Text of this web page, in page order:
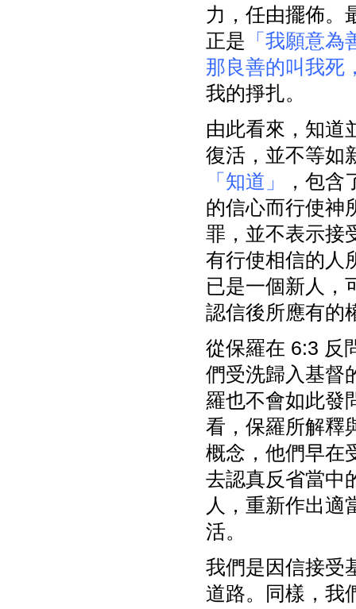
力，任由擺佈。
正是 「我願意
那良善的叫我死
我的掙扎。
由此看來，知道
復活，並不等如
「知道」
，包
的信心而行使神
罪，並不表示接
有行使相信的人
已是一個新人，
認信後所應有的
從保羅在 6:3 反
們受洗歸入基督
羅也不會如此發
看，保羅所解釋
概念，他們早在
去認真反省當中
人，重新作出適
活。
我們是因信接受
道路。同樣，我